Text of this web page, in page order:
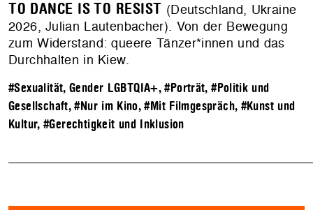
TO DANCE IS TO RESIST (Deutschland, Ukraine
2026, Julian Lautenbacher). Von der Bewegung
zum Widerstand: queere Tänzer*innen und das
Durchhalten in Kiew.
#Sexualität, Gender LGBTQIA+,#Porträt,#Politik und
Gesellschaft,#Nur im Kino,#Mit Filmgespräch, #Kunst und
Kultur,#Gerechtigkeit und Inklusion